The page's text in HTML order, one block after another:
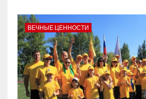
ВЕЧНЫЕ ЦЕННОСТИ